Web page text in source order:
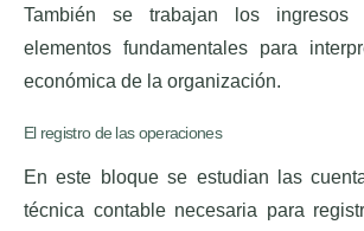
También se trabajan los
elementos fundamentales para
económica de la organización.
El registro de las operaciones
En este bloque se estudian las
técnica contable necesaria para